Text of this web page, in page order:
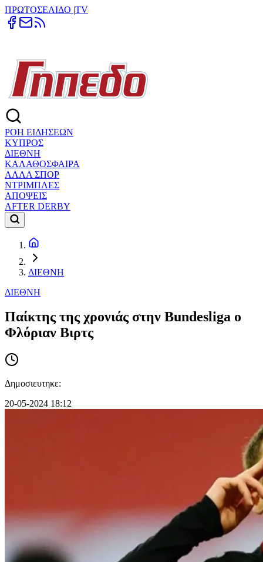
ΠΡΩΤΟΣΕΛΙΔΟ |TV
ΡΟΗ ΕΙΔΗΣΕΩΝ
ΚΥΠΡΟΣ
ΔΙΕΘΝΗ
ΚΑΛΑΘΟΣΦΑΙΡΑ
ΑΛΛΑ ΣΠΟΡ
ΝΤΡΙΜΠΛΕΣ
ΑΠΟΨΕΙΣ
AFTER DERBY
ΔΙΕΘΝΗ
ΔΙΕΘΝΗ
Παίκτης της χρονιάς στην Bundesliga ο
Φλόριαν Βιρτς
Δημοσιευτηκε:
20-05-2024 18:12